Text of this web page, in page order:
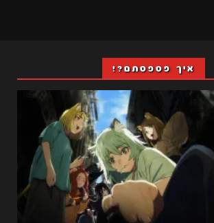
איך פספסתם?!